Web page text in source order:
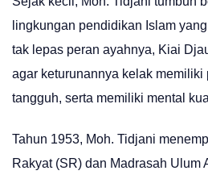
lingkungan pendidikan Islam
tak lepas peran ayahnya, Kiai
agar keturunannya kelak memiliki
tangguh, serta memiliki mental
Tahun 1953, Moh. Tidjani
Rakyat (SR) dan Madrasah Ulum